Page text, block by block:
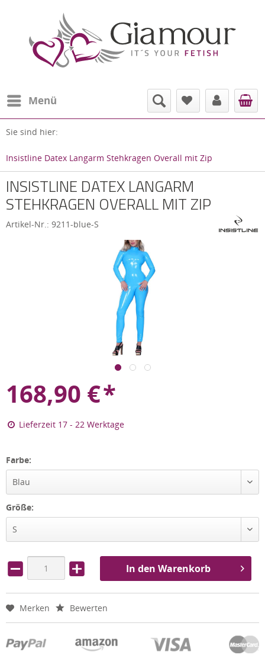
Menü
Sie sind hier:
Insistline Datex Langarm Stehkragen Overall mit Zip
INSISTLINE DATEX LANGARM
STEHKRAGEN OVERALL MIT ZIP
Artikel-Nr.: 9211-blue-S
168,90 €*
Lieferzeit 17 - 22 Werktage
Farbe:
Blau
Größe:
S
In den Warenkorb
Merken Bewerten